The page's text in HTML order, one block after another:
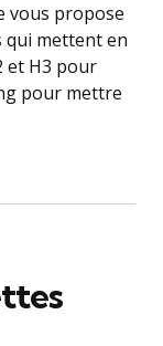
vous propose
qui mettent en
et H3 pour
pour mettre